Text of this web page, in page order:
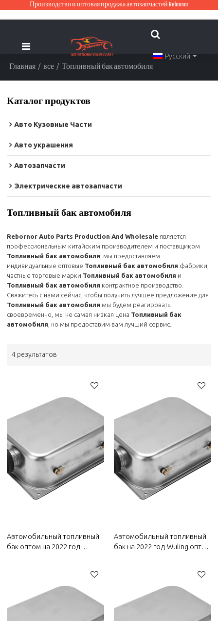
Производство и оптовая продажа автозапчастей Rebornor
Русский
Главная / все / Топливный бак автомобиля
Каталог продуктов
Авто Кузовные Части
Авто украшения
Автозапчасти
Электрические автозапчасти
Топливный бак автомобиля
Rebornor Auto Parts Production And Wholesale является
профессиональным китайским производителем и поставщиком
Топливный бак автомобиля , мы предоставляем
индивидуальные оптовые Топливный бак автомобиля фабрики,
частные торговые марки Топливный бак автомобиля и
Топливный бак автомобиля контрактное производство.
Свяжитесь с нами сейчас, чтобы получить лучшее предложение для
Топливный бак автомобиля мы будем реагировать
своевременно, мы не самая низкая цена Топливный бак
автомобиля , но мы предоставим вам лучший сервис.
4 результатов
Автомобильный топливный
бак оптом на 2022 год
долговечность и простота
замены | Автозапчасти для
Bestune
Автомобильный топливный
бак на 2022 год Wuling оптом
долговечность и простота
замены | Автозапчасти для
кузова Wuling